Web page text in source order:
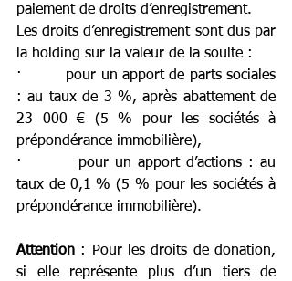
paiement de droits d’enregistrement.
Les droits d’enregistrement sont dus par
la holding sur la valeur de la soulte :
·         pour un apport de parts sociales
: au taux de 3 %, après abattement de
23 000 € (5 % pour les sociétés à
prépondérance immobilière),
·         pour un apport d’actions : au
taux de 0,1 % (5 % pour les sociétés à
prépondérance immobilière).
Attention : Pour les droits de donation,
si elle représente plus d’un tiers de